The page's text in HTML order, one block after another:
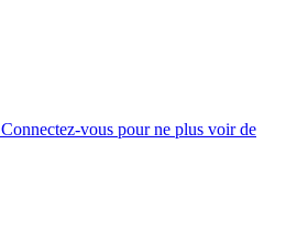
Connectez-vous pour ne plus voir de